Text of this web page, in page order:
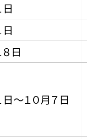
日
〜１０月７日